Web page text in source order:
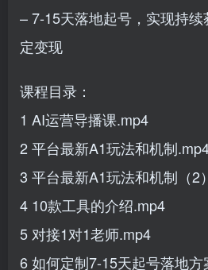
– 7-15天落地起号，实现持
定变现
课程目录：
1 AI运营导播课.mp4
2 平台最新A1玩法和机制
3 平台最新A1玩法和机制（2
4 10款工具的介绍.mp4
5 对接1对1老师.mp4
6 如何定制7-15天起号落地方